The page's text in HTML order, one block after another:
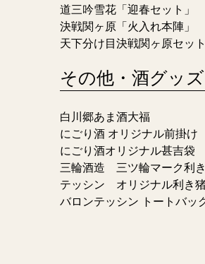
道三吟雪花「迎春セット」
決戦関ヶ原「火入れ本陣」
天下分け目決戦関ヶ原セット
その他・酒グッズ
白川郷あま酒大福
にごり酒 オリジナル前掛け
にごり酒オリジナル甚吉袋
三輪酒造 三ツ輪マーク利
テッシン オリジナル利き
バロンテッシン トートバッ